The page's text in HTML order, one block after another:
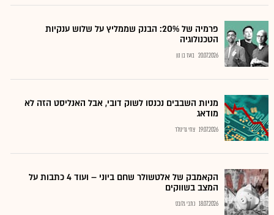
פרמיה של 20%: הבנק שממליץ על שלוש ענקיות
הטכנולוגיה
20.07.2026 בועז בן נון
מניות השבבים נכנסו לשוק דובי, אבל האנליסט הזה לא
מודאג
19.07.2026 צחי גרינולד
הקאמבק של אלטשולר שחם ביוני – ועוד 4 כתבות על
המצב בשווקים
18.07.2026 כתבי גלובס